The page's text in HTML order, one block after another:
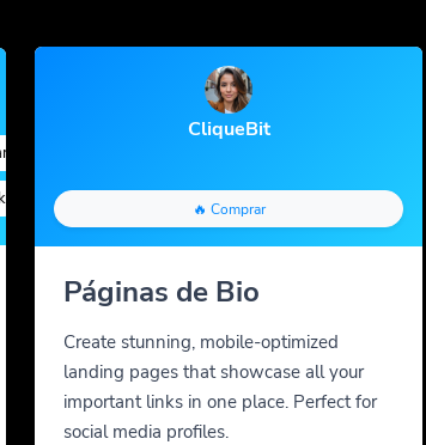
Parâmetros personalizados Teste A/B Custom Meta Tags
CliqueBit
🔥 Comprar
Páginas de Bio
Create stunning, mobile-optimized
landing pages that showcase all your
important links in one place. Perfect for
social media profiles.